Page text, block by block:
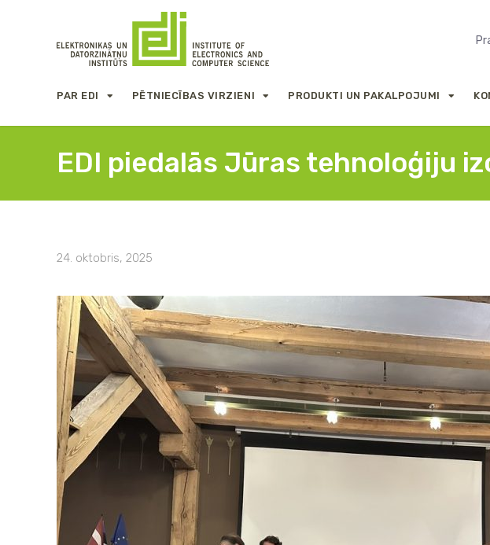
PAR EDI PĒTNIECĪBAS VIRZIENI PRODUKTI UN PAKALPOJUMI
EDI piedalās Jūras tehnoloģiju
24. oktobris, 2025